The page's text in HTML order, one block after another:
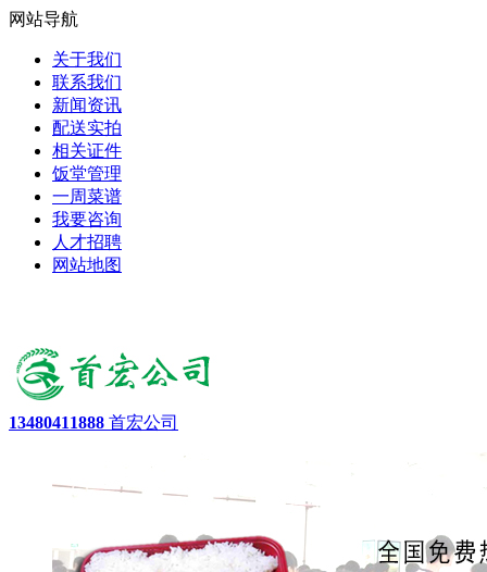
网站导航
关于我们
联系我们
新闻资讯
配送实拍
相关证件
饭堂管理
一周菜谱
我要咨询
人才招聘
网站地图
13480411888 首宏公司